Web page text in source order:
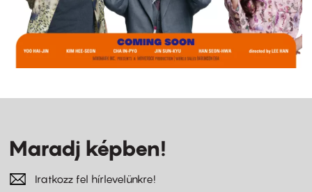
Maradj képben!
Iratkozz fel hírlevelünkre!